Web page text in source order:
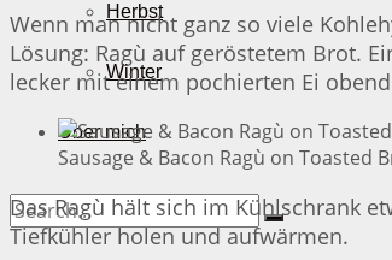
Herbst
Winter
Über mich
Wenn man nicht ganz so viele
Lösung: Ragù auf geröstetem Brot.
lecker mit einem pochierten Ei
Sausage & Bacon Ragù on Toasted
Das Ragù hält sich im Kühlschrank
Tiefkühler holen und aufwärmen.